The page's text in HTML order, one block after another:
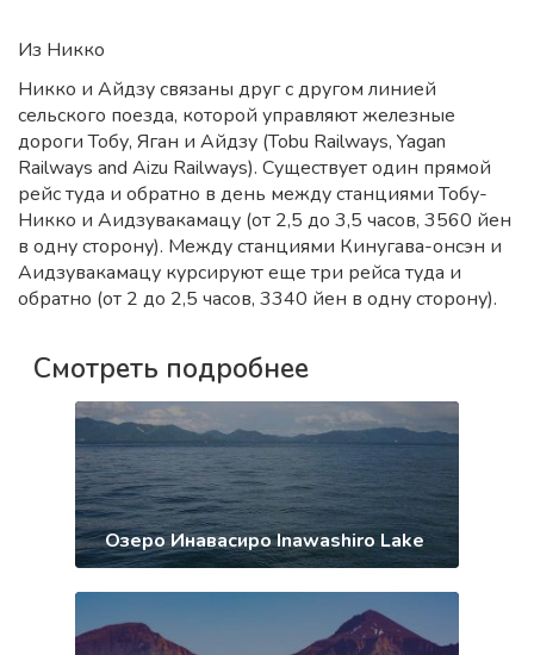
Из Никко
Никко и Айдзу связаны друг с другом линией
сельского поезда, которой управляют железные
дороги Тобу, Яган и Айдзу (Tobu Railways, Yagan
Railways and Aizu Railways). Существует один прямой
рейс туда и обратно в день между станциями Тобу-
Никко и Аидзувакамацу (от 2,5 до 3,5 часов, 3560 йен
в одну сторону). Между станциями Кинугава-онсэн и
Аидзувакамацу курсируют еще три рейса туда и
обратно (от 2 до 2,5 часов, 3340 йен в одну сторону).
Смотреть подробнее
Озеро Инавасиро Inawashiro Lake